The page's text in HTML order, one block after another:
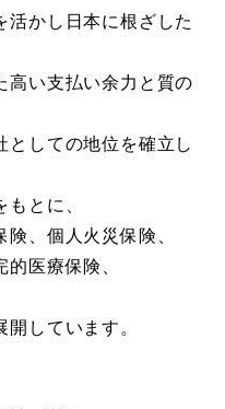
活かし日本に根ざした
高い支払い余力と質の
としての地位を確立し
とに、
、個人火災保険、
医療保険、
しています。